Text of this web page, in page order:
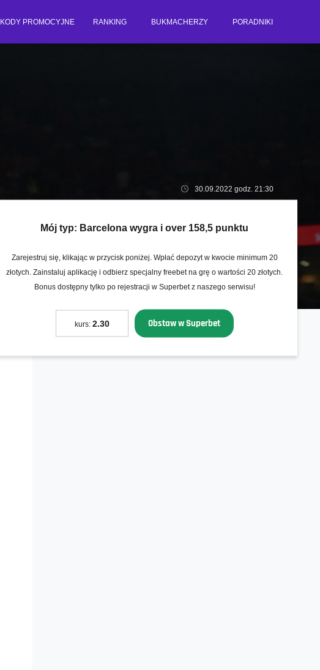
KODY PROMOCYJNE RANKING BUKMACHERZY PORADNIKI
30.09.2022 godz. 21:30
Mój typ: Barcelona wygra i over 158,5 punktu
Zarejestruj się, klikając w przycisk poniżej. Wpłać depozyt w kwocie minimum 20
złotych. Zainstaluj aplikację i odbierz specjalny freebet na grę o wartości 20 złotych.
Bonus dostępny tylko po rejestracji w Superbet z naszego serwisu!
kurs: 2.30 Obstaw w Superbet